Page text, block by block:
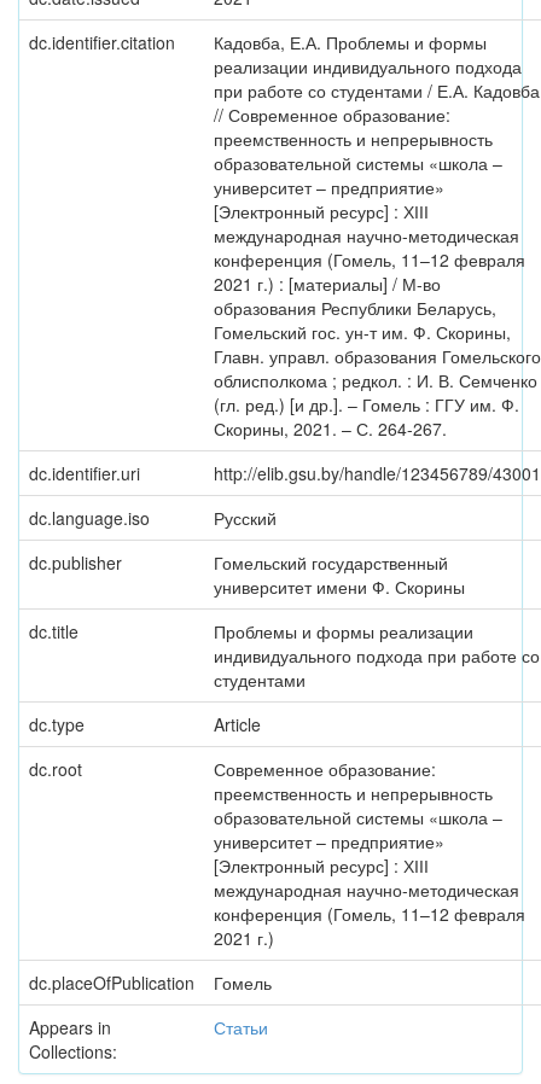
dc.identifier.citation
Кадовба, Е.А. Проблемы и формы
реализации индивидуального подхода
при работе со студентами / Е.А. Кадовба
// Современное образование:
преемственность и непрерывность
образовательной системы «школа –
университет – предприятие»
[Электронный ресурс] : ХІІІ
международная научно-методическая
конференция (Гомель, 11–12 февраля
2021 г.) : [материалы] / М-во
образования Республики Беларусь,
Гомельский гос. ун-т им. Ф. Скорины,
Главн. управл. образования Гомельского
облисполкома ; редкол. : И. В. Семченко
(гл. ред.) [и др.]. – Гомель : ГГУ им. Ф.
Скорины, 2021. – С. 264-267.
dc.identifier.uri
http://elib.gsu.by/handle/123456789/43001
dc.language.iso
Русский
dc.publisher
Гомельский государственный
университет имени Ф. Скорины
dc.title
Проблемы и формы реализации
индивидуального подхода при работе со
студентами
dc.type
Article
dc.root
Современное образование:
преемственность и непрерывность
образовательной системы «школа –
университет – предприятие»
[Электронный ресурс] : ХІІІ
международная научно-методическая
конференция (Гомель, 11–12 февраля
2021 г.)
dc.placeOfPublication
Гомель
Appears in
Collections:
Статьи